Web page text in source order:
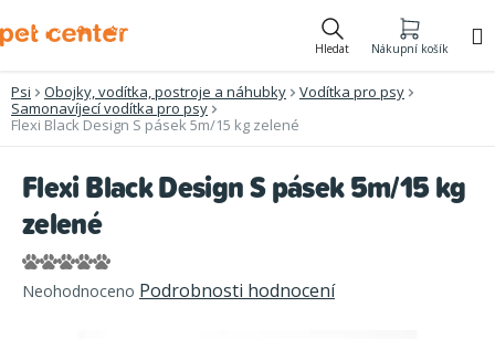
na
Hledat Nákupní košík
Psi Obojky, vodítka, postroje a náhubky
Vodítka pro psy
Samonavíjecí vodítka pro psy
Flexi Black Design S pásek 5m/15 kg zelené
Flexi Black Design S pásek 5m/15 kg
zelené
Průměrné
hodnocení
Neohodnoceno Podrobnosti hodnocení